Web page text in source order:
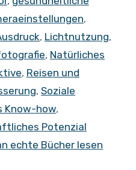
,
, Lichtnutzung,
, Natürliches
, Reisen und
, Soziale
Know-how,
Potenzial
echte Bücher lesen